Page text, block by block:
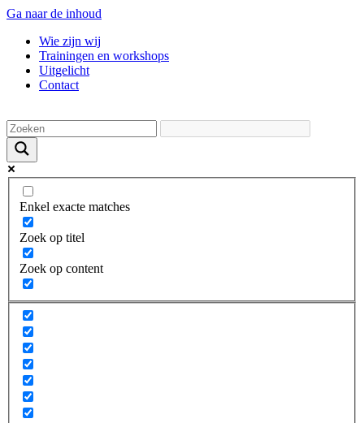
Ga naar de inhoud
Wie zijn wij
Trainingen en workshops
Uitgelicht
Contact
Enkel exacte matches
Zoek op titel
Zoek op content